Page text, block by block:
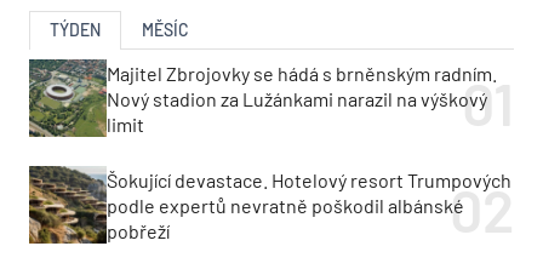
TÝDEN MĚSÍC
Majitel Zbrojovky se hádá s brněnským radním.
Nový stadion za Lužánkami narazil na výškový
limit
Šokující devastace. Hotelový resort Trumpových
podle expertů nevratně poškodil albánské
pobřeží